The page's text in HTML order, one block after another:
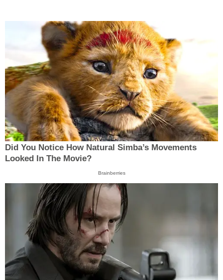
Did You Notice How Natural Simba’s Movements
Looked In The Movie?
Brainberries